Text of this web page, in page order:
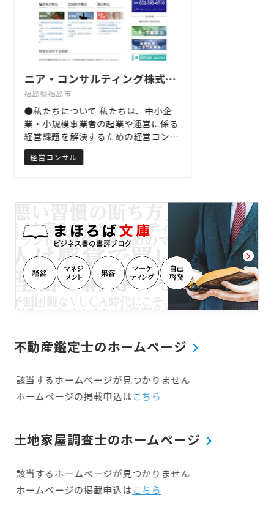
ます。 具体的な取扱業務の内容は次の
とおりです。 ・助成金申請（雇用保険
事業） ・労務管理サポート（労働関係
法令への対応、労働・社会保険諸法令
に基づく諸手続） ・事業運営のための
許認可申請（介護保険事業指定申請
等） ・人事制度構築（就業規則および
諸規程、キャリアパス制度、人事考課
制度 等） ●代表者プロフィール 福島
県福島市生まれ 名古屋商科大学大学院
マネジメント研究科修了（MBA経営学
修士） 2003年に行政書士・社会保険
労務士佐藤巨人事務所（現在 行政書士
グ）を開業し、中小企業の起業・運営
等の支援業務に従事。その後、NPO
法人設立・運営支援のため、特定非営
利活動法人NPOコンサルティングオ
フィス東北を設立し、副理事長に就任
する。2009年には経営コンサルティ
ング会社、ニア・コンサルティング株
中小企業の労働保険事務に従事する。
2013年に中小企業診断士となり、コ
開発コンサルティングや事業計画策定
支援事業を展開するなど活動の幅を広
ニア・コンサルティング株式会社
福島県福島市
●私たちについて 私たちは、中小企
業・小規模事業者の起業や運営に係る
経営課題を解決するための経営コンサ
ルタントを中心とした士業グループで
す。行政書士法人、社会保険労務士法
ア・コンサルティング株式会社は、ニ
サルティング業務を担当しています。
中小企業診断士が担当します。 組織開
提供しています。また、新たな事業展
開等の取組みに対する補助金の活用に
あたって事業計画策定支援などを行っ
ージメント・サーベイ等を活用した現
状把握と、それらをもとにした仕組み
事業計画、創業事業計画、資金調達事
業計画等） ●代表者プロフィール 福
学修士） 2003年に行政書士・社会保
険労務士佐藤巨人事務所（現在 行政書
保険労務士法人ニア・コンサルティン
グ）を開業し、中小企業の起業・運営
や人事労務管理、補助金・助成金申請
経営コンサル
不動産鑑定士のホームページ
該当するホームぺージが見つかりません
ホームページの掲載申込はこちら
土地家屋調査士のホームページ
該当するホームぺージが見つかりません
ホームページの掲載申込はこちら